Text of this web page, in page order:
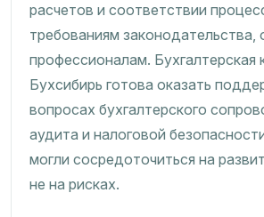
расчетов и соответствии
требованиям законодательства,
профессионалам. Бухгалтерская
Бухсибирь готова оказать
вопросах бухгалтерского
аудита и налоговой
могли сосредоточиться на
не на рисках.